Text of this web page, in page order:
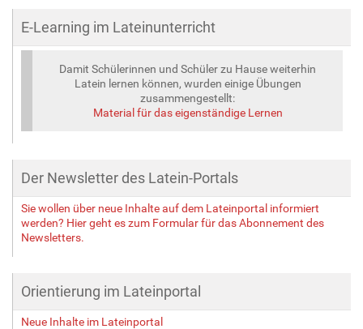
E-Learning im Lateinunterricht
Damit Schülerinnen und Schüler zu Hause weiterhin
Latein lernen können, wurden einige Übungen
zusammengestellt:
Material für das eigenständige Lernen
Der Newsletter des Latein-Portals
Sie wollen über neue Inhalte auf dem Lateinportal informiert
werden? Hier geht es zum Formular für das Abonnement des
Newsletters.
Orientierung im Lateinportal
Neue Inhalte im Lateinportal